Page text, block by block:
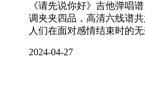
《请先说你好》吉他弹唱
调夹夹四品，高清六线谱
人们在面对感情结束时的
2024-04-27